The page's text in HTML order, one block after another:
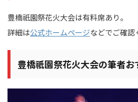
豊橋祇園祭花火大会は有料席あり。
詳細は公式ホームページなどでご確認
豊橋祇園祭花火大会の筆者お